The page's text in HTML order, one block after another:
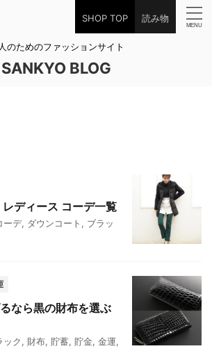
SHOP TOP 読み物
のためのファッションサイト
SANKYO BLOG
ディース コーデ一覧
ーデ, ダウンコート , ブラッ
なら黒の財布を選ぶ
ック, 財布, 貯蓄, 貯金, 金運,